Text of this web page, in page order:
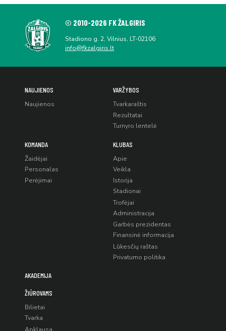
© 2010-2026 FK ŽALGIRIS
Stadiono g. 2, Vilnius, LT-02106
info@fkzalgiris.lt
NAUJIENOS
Naujienos
VARŽYBOS
Tvarkaraštis
Rezultatai
Turnyro lentelė
KOMANDA
Žaidėjai
Personalas
Perėjimai
KLUBAS
Apie
Veikla
Istorija
Stadionai
Trofėjai
Administracija
Garbės prezidentas
Finansinė informacija
Lūkesčių raštas
Privatumo politika
AKADEMIJA
ŽIŪROVAMS
Bilietai
Tvarka
Apklausa